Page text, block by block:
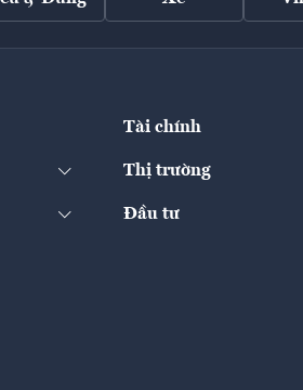
Tài chính
Thị trường
Đầu tư